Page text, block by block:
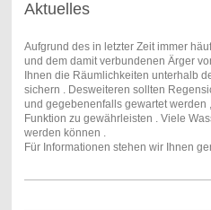
Aktuelles
Aufgrund des in letzter Zeit immer
und dem damit verbundenen Ärger
Ihnen die Räumlichkeiten unterhalb
sichern . Desweiteren sollten
und gegebenenfalls gewartet werden
Funktion zu gewährleisten . Viele
werden können .
Für Informationen stehen wir Ihnen